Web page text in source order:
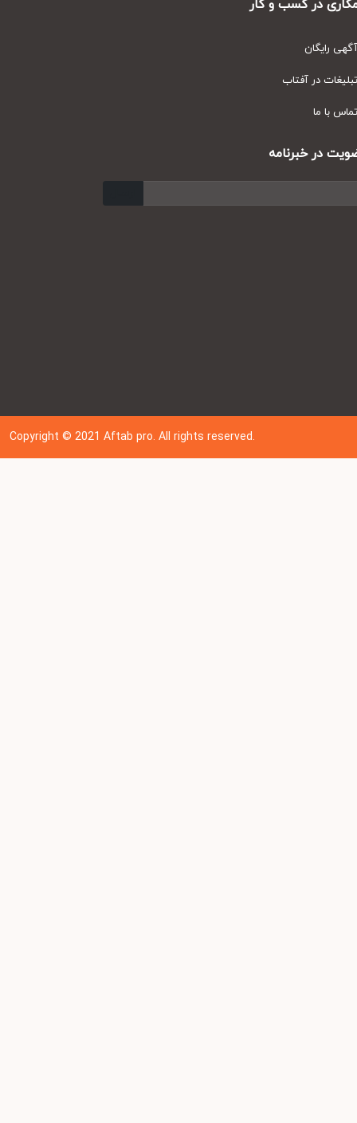
در کسب و کار
رایگان
در آفتاب
با ما
در خبرنامه
Copyright © 202 1Aftab pro. All rights reserved.